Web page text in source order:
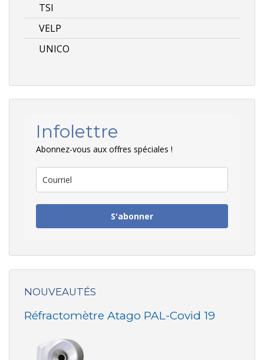
TSI
VELP
UNICO
Infolettre
Abonnez-vous aux offres spéciales !
S'abonner
NOUVEAUTÉS
Réfractomètre Atago PAL-Covid 19